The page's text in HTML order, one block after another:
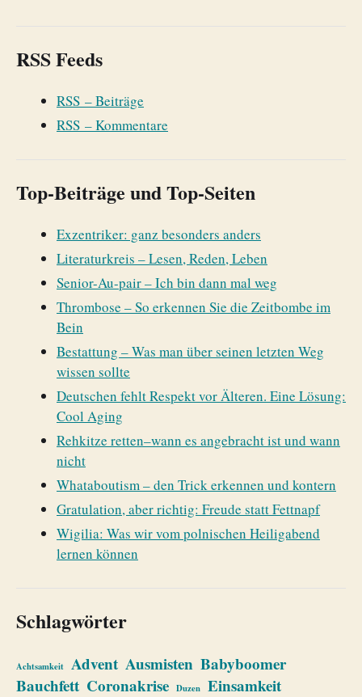
RSS Feeds
RSS – Beiträge
RSS – Kommentare
Top-Beiträge und Top-Seiten
Exzentriker: ganz besonders anders
Literaturkreis – Lesen, Reden, Leben
Senior-Au-pair – Ich bin dann mal weg
Thrombose – So erkennen Sie die Zeitbombe im
Bein
Bestattung – Was man über seinen letzten Weg
wissen sollte
Deutschen fehlt Respekt vor Älteren. Eine Lösung:
Cool Aging
Rehkitze retten–wann es angebracht ist und wann
nicht
Whataboutism – den Trick erkennen und kontern
Gratulation, aber richtig: Freude statt Fettnapf
Wigilia: Was wir vom polnischen Heiligabend
lernen können
Schlagwörter
Achtsamkeit Advent Ausmisten Babyboomer
Bauchfett Coronakrise Duzen Einsamkeit